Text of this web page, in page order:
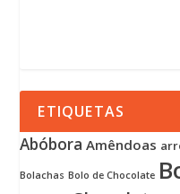
ETIQUETAS
Abóbora Amêndoas
Bolachas Bolo de Chocolate